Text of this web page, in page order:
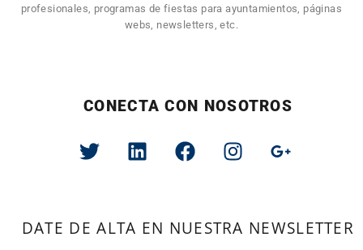
profesionales, programas de fiestas para ayuntamientos, páginas
webs, newsletters, etc.
CONECTA CON NOSOTROS
DATE DE ALTA EN NUESTRA NEWSLETTER